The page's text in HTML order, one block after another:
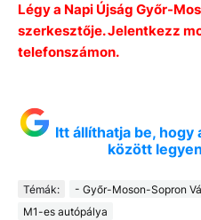
Légy a Napi Újság Győr-
szerkesztője. Jelentkezz
telefonszámon.
Itt állíthatja be, hogy
között
Témák: - Győr-Moson-Sopron
M1-es autópálya